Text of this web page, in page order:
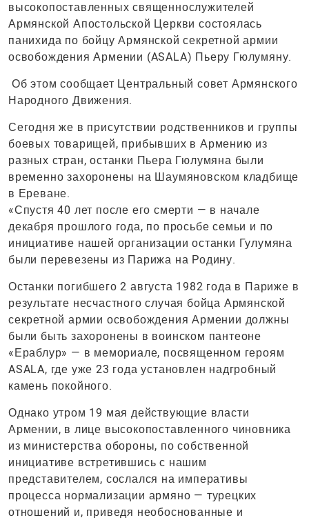
высокопоставленных священнослужителей
Армянской Апостольской Церкви состоялась
панихида по бойцу Армянской секретной армии
освобождения Армении (ASALA) Пьеру Гюлумяну.
Об этом сообщает Центральный совет Армянского
Народного Движения.
Сегодня же в присутствии родственников и группы
боевых товарищей, прибывших в Армению из
разных стран, останки Пьера Гюлумяна были
временно захоронены на Шаумяновском кладбище
в Ереване.
«Спустя 40 лет после его смерти — в начале
декабря прошлого года, по просьбе семьи и по
инициативе нашей организации останки Гулумяна
были перевезены из Парижа на Родину.
Останки погибшего 2 августа 1982 года в Париже в
результате несчастного случая бойца Армянской
секретной армии освобождения Армении должны
были быть захоронены в воинском пантеоне
«Ераблур» — в мемориале, посвященном героям
ASALA, где уже 23 года установлен надгробный
камень покойного.
Однако утром 19 мая действующие власти
Армении, в лице высокопоставленного чиновника
из министерства обороны, по собственной
инициативе встретившись с нашим
представителем, сослался на императивы
процесса нормализации армяно — турецких
отношений и, приведя необоснованные и